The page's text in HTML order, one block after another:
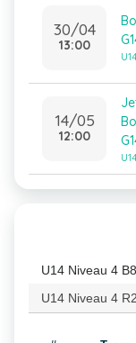
30/04
13:00
14/05
12:00
U14 Niveau 4
U14 Niveau 4